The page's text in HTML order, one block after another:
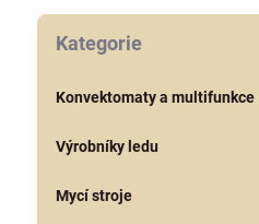
Kategorie
Konvektomaty a multifunkce
Výrobníky ledu
Mycí stroje